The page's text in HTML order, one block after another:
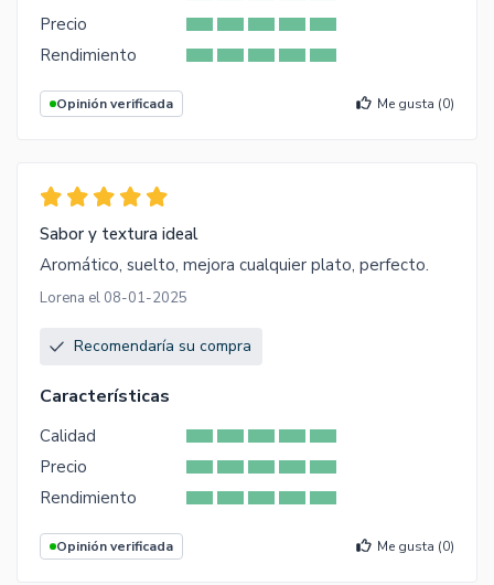
Precio
Rendimiento
Opinión verificada Me gusta (0)
Sabor y textura ideal
Aromático, suelto, mejora cualquier plato, perfecto.
Lorena el 08-01-2025
Recomendaría su compra
Características
Calidad
Precio
Rendimiento
Opinión verificada Me gusta (0)